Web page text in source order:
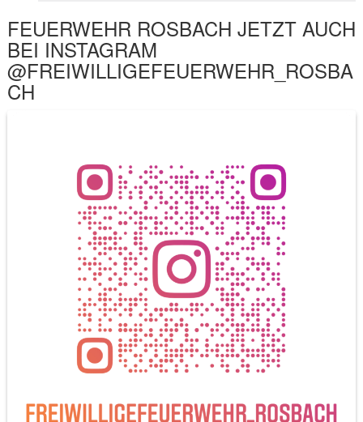
FEUERWEHR ROSBACH JETZT AUCH
BEI INSTAGRAM
@FREIWILLIGEFEUERWEHR_ROSBA
CH